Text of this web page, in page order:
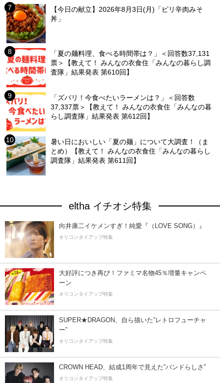
【今日の献立】2026年8月3日(月)「ピリ辛肉みそ
丼」
「夏の麺料理、食べる時間帯は？」＜回答数37,131
票＞【教えて！ みんなの衣食住「みんなの暮らし調
査隊」結果発表 第610回】
「ズバリ！今食べたいラーメンは？」＜回答数
37,337票＞【教えて！ みんなの衣食住「みんなの暮
らし調査隊」結果発表 第612回】
暑い日においしい「夏の麺」について大調査！（ま
とめ）【教えて！ みんなの衣食住「みんなの暮らし
調査隊」結果発表 第611回】
eltha イチオシ特集
向井康二イケメンすぎ！純愛『（LOVE SONG）』
オリコンタイアップ特集
大好評につき再び！ファミマ名物45％増量キャンペ
ーン
オリコンタイアップ特集
SUPER★DRAGON、自ら描いた”レトロフューチャ
ー”
オリコンタイアップ特集
CROWN HEAD、結成1周年で見えた”バンドらしさ”
オリコンタイアップ特集